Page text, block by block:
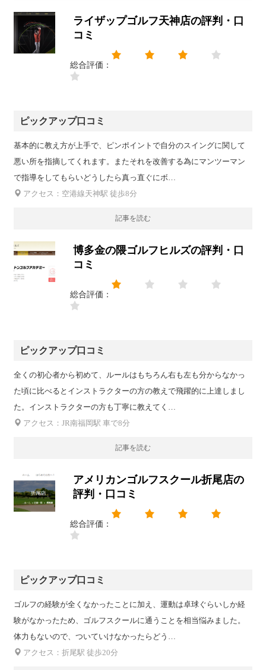
ライザップゴルフ天神店の評判・口
コミ
総合評価：
ピックアップ口コミ
基本的に教え方が上手で、ピンポイントで自分のスイングに関して
悪い所を指摘してくれます。またそれを改善する為にマンツーマン
で指導をしてもらいどうしたら真っ直ぐにボ…
アクセス：空港線天神駅 徒歩8分
記事を読む
博多金の隈ゴルフヒルズの評判・口
コミ
総合評価：
ピックアップ口コミ
全くの初心者から初めて、ルールはもちろん右も左も分からなかっ
た頃に比べるとインストラクターの方の教えで飛躍的に上達しまし
た。インストラクターの方も丁寧に教えてく…
アクセス：JR南福岡駅 車で8分
記事を読む
アメリカンゴルフスクール折尾店の
評判・口コミ
総合評価：
ピックアップ口コミ
ゴルフの経験が全くなかったことに加え、運動は卓球ぐらいしか経
験がなかったため、ゴルフスクールに通うことを相当悩みました。
体力もないので、ついていけなかったらどう…
アクセス：折尾駅 徒歩20分